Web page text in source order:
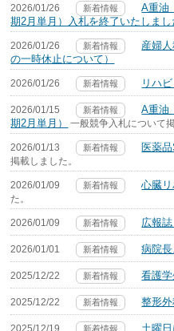
2026/01/26 新着情報
A重油
期2月単月）入札を終了いたしまし
2026/01/26 新着情報
産婦
の一時休止について）
2026/01/26 新着情報 リハ
2026/01/15 新着情報
A重油
期2月単月）
一般競争入札について
2026/01/13 新着情報 医薬
掲載しました。
2026/01/09 新着情報 心臓
た。
2026/01/09 新着情報 広報
2026/01/01 新着情報 病院
2025/12/22 新着情報 看護
2025/12/22 新着情報 整形
2025/12/19 新着情報
土曜